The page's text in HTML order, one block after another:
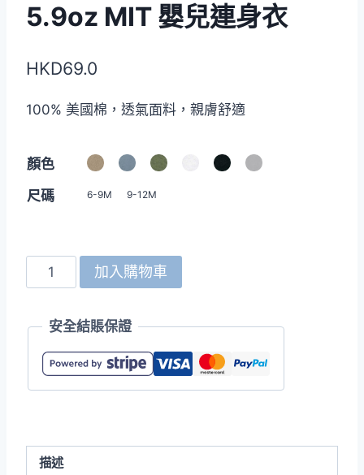
5.9oz MIT 嬰兒連身衣
HKD69.0
100% 美國棉，透氣面料，親膚舒適
顏色
尺碼
6-9M 9-12M
North
Harbour
5.9oz
MIT
加入購物車
安全結賬保證
描述